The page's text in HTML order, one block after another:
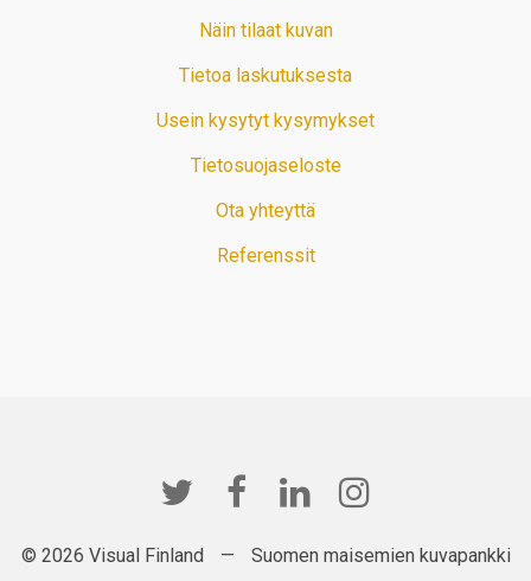
Näin tilaat kuvan
Tietoa laskutuksesta
Usein kysytyt kysymykset
Tietosuojaseloste
Ota yhteyttä
Referenssit
© 2026 Visual Finland — Suomen maisemien kuvapankki